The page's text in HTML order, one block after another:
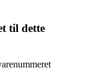
til dette